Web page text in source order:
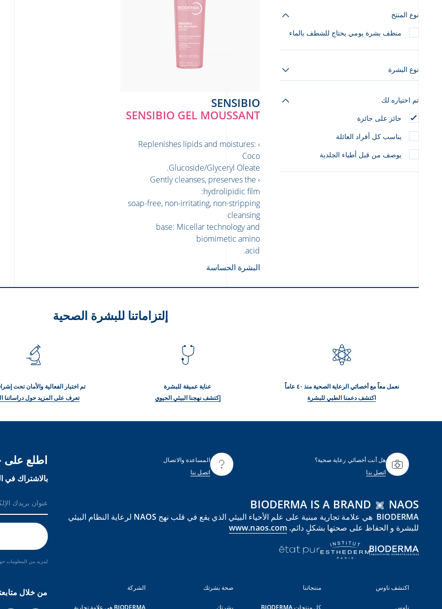
نوع المنتج
منظف بشرة يومي يحتاج للشطف بالماء
نوع البشرة
تم اختياره لك
حائز على جائزة
يناسب كل أفراد العائلة
يوصف من قبل أطباء الجلدية
SENSIBIO
SENSIBIO GEL MOUSSANT
› Replenishes lipids and moistures:
Coco
Glucoside/Glyceryl Oleate.
› Gently cleanses, preserves the
hydrolipidic film:
soap-free, non-irritating, non-stripping
cleansing
base: Micellar technology and
biomimetic amino
acid.
البشرة الحساسة
إلتزاماتنا للبشرة الصحية
نعمل معاً مع أخصائي الرعاية الصحية منذ ٤٠ عاماً
اكتشف دعمنا الطبي للبشرة
عناية عميقة للبشرة
إكتشف نهجنا البيئي الحيوي
تم اختبار الفعالية والأمان تحت
تعرف على المزيد حول دراساتنا
هل أنت أخصائي رعاية صحية؟
اتصل بنا
المساعدة والاتصال
اتصل بنا
اطلع على
بالاشتراك في
لمزيد من المعلومات
من خلال
BIODERMA IS A BRAND NAOS
BIODERMA هي علامة تجارية مبنية على علم الأحياء البيئي الذي يقع في قلب نهج NAOS لرعاية النظام البيئي
للبشرة و الحفاظ على صحتها بشكلٍ دائم. www.naos.com
اكتشف ناوس
ناوس
منتجاتنا
كل منتجات BIODERMA
صحة بشرتك
بشرتك
الشركة
BIODERMA هي علامة تجارية